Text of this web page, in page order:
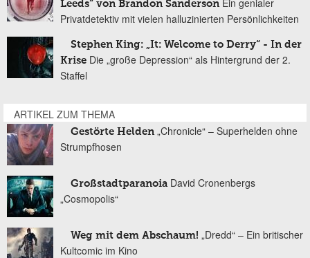
Leeds“ von Brandon Sanderson
Privatdetektiv mit vielen halluzinierten Persönlichkeiten
Stephen King: „It: Welcome to Derry“ - In der
Krise Die „große Depression“ als Hintergrund der 2.
Staffel
ARTIKEL ZUM THEMA
Gestörte Helden „Chronicle“ – Superhelden ohne
Strumpfhosen
Großstadtparanoia David Cronenbergs
„Cosmopolis“
Weg mit dem Abschaum! „Dredd“ – Ein britischer
Kultcomic im Kino